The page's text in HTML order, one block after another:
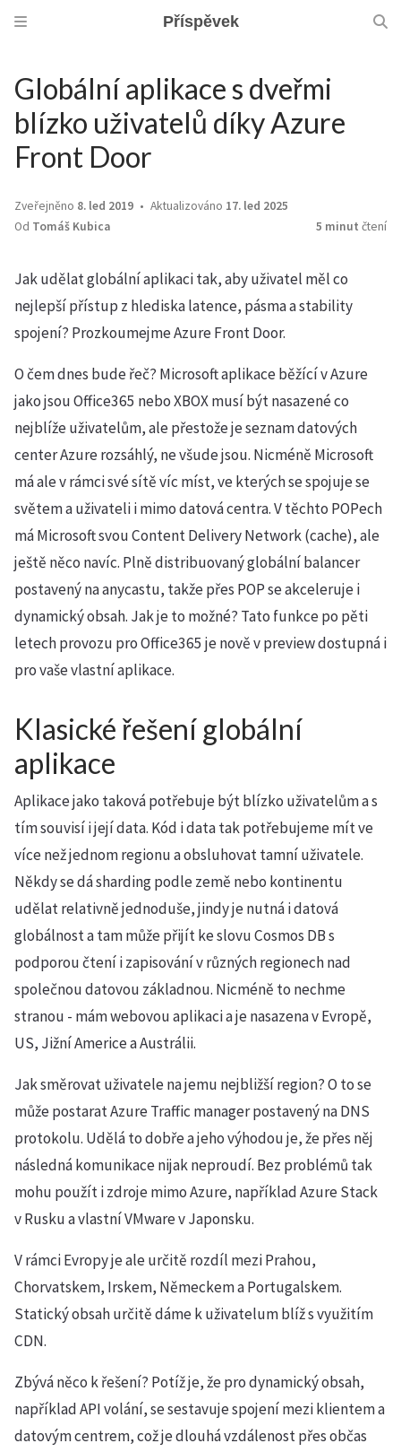
Příspěvek
Globální aplikace s dveřmi
blízko uživatelů díky Azure
Front Door
Zveřejněno 8. led 2019 Aktualizováno 17. led 2025
Od Tomáš Kubica 5 minut čtení
Jak udělat globální aplikaci tak, aby uživatel měl co
nejlepší přístup z hlediska latence, pásma a stability
spojení? Prozkoumejme Azure Front Door.
O čem dnes bude řeč? Microsoft aplikace běžící v Azure
jako jsou Office365 nebo XBOX musí být nasazené co
nejblíže uživatelům, ale přestože je seznam datových
center Azure rozsáhlý, ne všude jsou. Nicméně Microsoft
má ale v rámci své sítě víc míst, ve kterých se spojuje se
světem a uživateli i mimo datová centra. V těchto POPech
má Microsoft svou Content Delivery Network (cache), ale
ještě něco navíc. Plně distribuovaný globální balancer
postavený na anycastu, takže přes POP se akceleruje i
dynamický obsah. Jak je to možné? Tato funkce po pěti
letech provozu pro Office365 je nově v preview dostupná i
pro vaše vlastní aplikace.
Klasické řešení globální
aplikace
Aplikace jako taková potřebuje být blízko uživatelům a s
tím souvisí i její data. Kód i data tak potřebujeme mít ve
více než jednom regionu a obsluhovat tamní uživatele.
Někdy se dá sharding podle země nebo kontinentu
udělat relativně jednoduše, jindy je nutná i datová
globálnost a tam může přijít ke slovu Cosmos DB s
podporou čtení i zapisování v různých regionech nad
společnou datovou základnou. Nicméně to nechme
stranou - mám webovou aplikaci a je nasazena v Evropě,
US, Jižní Americe a Austrálii.
Jak směrovat uživatele na jemu nejbližší region? O to se
může postarat Azure Traffic manager postavený na DNS
protokolu. Udělá to dobře a jeho výhodou je, že přes něj
následná komunikace nijak neproudí. Bez problémů tak
mohu použít i zdroje mimo Azure, například Azure Stack
v Rusku a vlastní VMware v Japonsku.
V rámci Evropy je ale určitě rozdíl mezi Prahou,
Chorvatskem, Irskem, Německem a Portugalskem.
Statický obsah určitě dáme k uživatelum blíž s využitím
CDN.
Zbývá něco k řešení? Potíž je, že pro dynamický obsah,
například API volání, se sestavuje spojení mezi klientem a
datovým centrem, což je dlouhá vzdálenost přes občas